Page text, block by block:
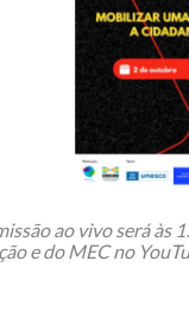
ao vivo será às
e do MEC no